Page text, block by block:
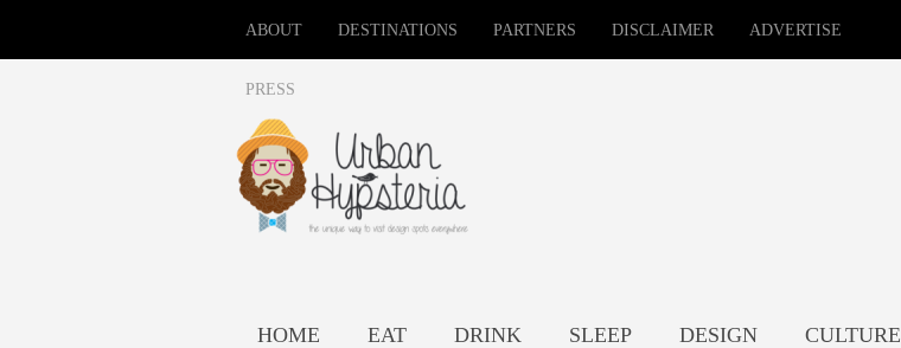
ABOUT DESTINATIONS PARTNERS DISCLAIMER ADVERTISE
PRESS
HOME EAT DRINK SLEEP DESIGN CULTURE